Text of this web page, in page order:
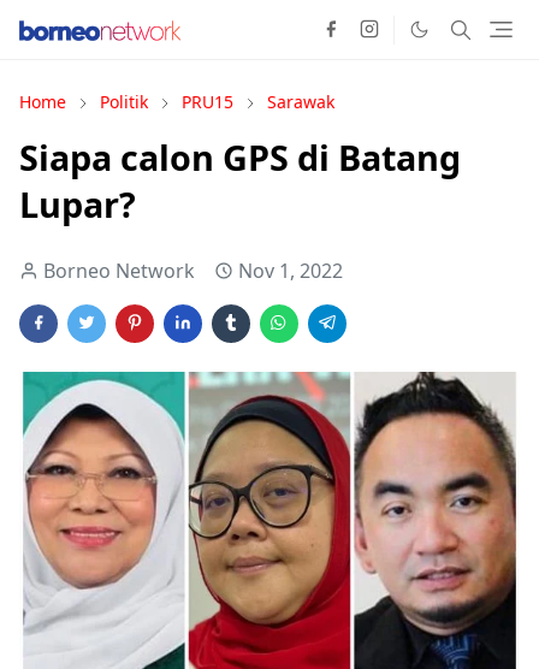
Home Politik PRU15 Sarawak
Siapa calon GPS di Batang
Lupar?
Borneo Network Nov 1, 2022